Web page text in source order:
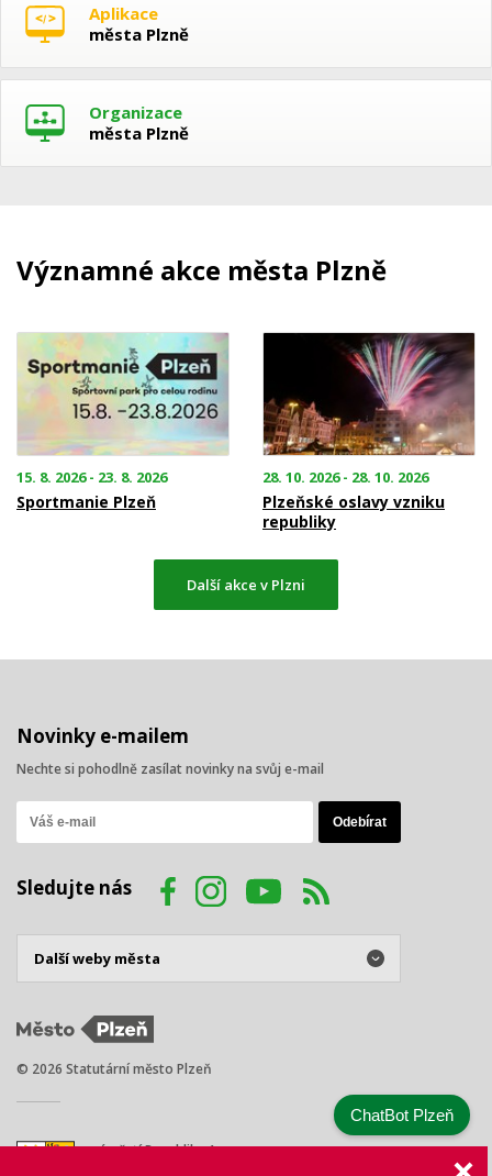
Aplikace
města Plzně
Organizace
města Plzně
Významné akce města Plzně
15. 8. 2026 - 23. 8. 2026
Sportmanie Plzeň
28. 10. 2026 - 28. 10. 2026
Plzeňské oslavy vzniku
republiky
Další akce v Plzni
Novinky e-mailem
Nechte si pohodlně zasílat novinky na svůj e-mail
Sledujte nás
© 2026 Statutární město Plzeň
náměstí Republiky 1
ChatBot Plzeň